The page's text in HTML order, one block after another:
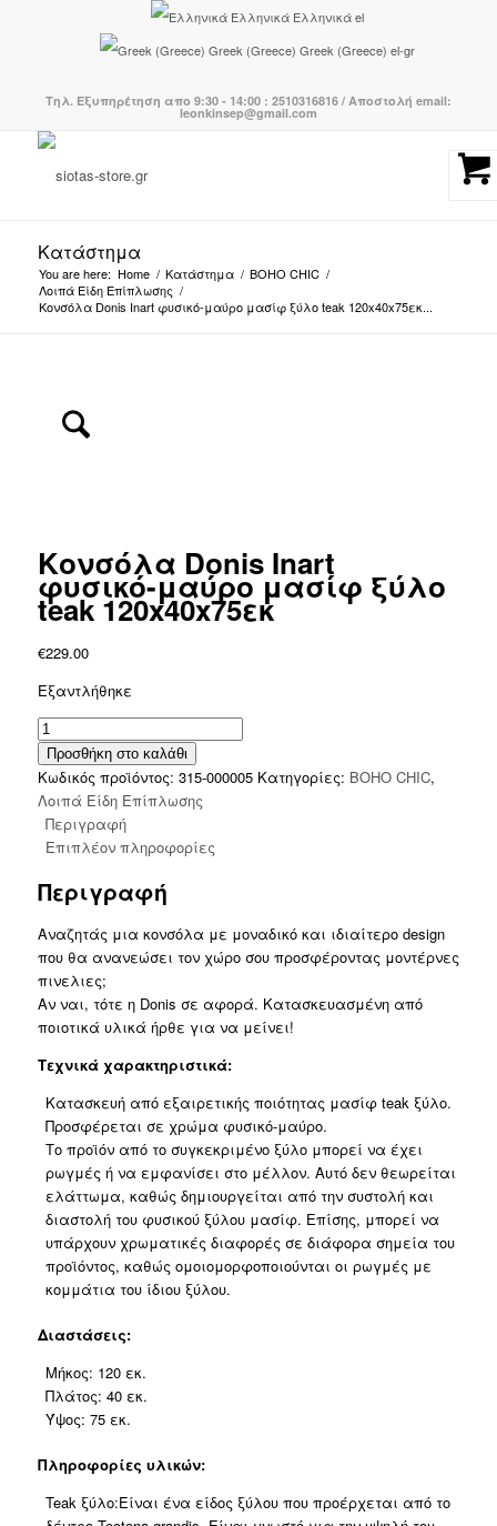
Ελληνικά Ελληνικά el
Greek (Greece) Greek (Greece) el-gr
Τηλ. Εξυπηρέτηση απο 9:30 - 14:00 : 2510316816 / Αποστολή email:
leonkinsep@gmail.com
Κατάστημα
You are here: Home / Κατάστημα / BOHO CHIC /
Λοιπά Είδη Επίπλωσης /
Κονσόλα Donis Inart φυσικό-μαύρο μασίφ ξύλο teak 120x40x75εκ...
Κονσόλα Donis Inart
φυσικό-μαύρο μασίφ ξύλο
teak 120x40x75εκ
€229.00
Εξαντλήθηκε
Κονσόλα
Donis
Inart
φυσικό-
μαύρο
μασίφ
teak
ποσότητα
Προσθήκη στο καλάθι
Κωδικός προϊόντος: 315-000005 Κατηγορίες: BOHO CHIC,
Λοιπά Είδη Επίπλωσης
Περιγραφή
Επιπλέον πληροφορίες
Περιγραφή
Αναζητάς μια κονσόλα με μοναδικό και ιδιαίτερο design
που θα ανανεώσει τον χώρο σου προσφέροντας μοντέρνες
πινελιες;
Αν ναι, τότε η Donis σε αφορά. Κατασκευασμένη από
ποιοτικά υλικά ήρθε για να μείνει!
Τεχνικά χαρακτηριστικά:
Κατασκευή από εξαιρετικής ποιότητας μασίφ teak ξύλο.
Προσφέρεται σε χρώμα φυσικό-μαύρο.
Το προϊόν από το συγκεκριμένο ξύλο μπορεί να έχει
ρωγμές ή να εμφανίσει στο μέλλον. Αυτό δεν θεωρείται
ελάττωμα, καθώς δημιουργείται από την συστολή και
διαστολή του φυσικού ξύλου μασίφ. Επίσης, μπορεί να
υπάρχουν χρωματικές διαφορές σε διάφορα σημεία του
προϊόντος, καθώς ομοιομορφοποιούνται οι ρωγμές με
κομμάτια του ίδιου ξύλου.
Διαστάσεις:
Μήκος: 120 εκ.
Πλάτος: 40 εκ.
Ύψος: 75 εκ.
Πληροφορίες υλικών:
Teak ξύλο:Είναι ένα είδος ξύλου που προέρχεται από το